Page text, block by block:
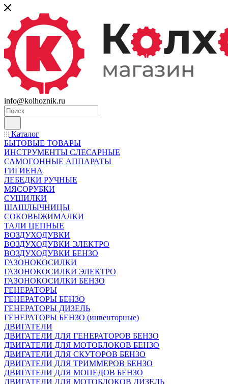
info@kolhoznik.ru
Каталог
БЫТОВЫЕ ТОВАРЫ
ИНСТРУМЕНТЫ СЛЕСАРНЫЕ
САМОГОННЫЕ АППАРАТЫ
ГИГИЕНА
ЛЕБЕДКИ РУЧНЫЕ
МЯСОРУБКИ
СУШИЛКИ
ШАШЛЫЧНИЦЫ
СОКОВЫЖИМАЛКИ
ТАЛИ ЦЕПНЫЕ
ВОЗДУХОДУВКИ
ВОЗДУХОДУВКИ ЭЛЕКТРО
ВОЗДУХОДУВКИ БЕНЗО
ГАЗОНОКОСИЛКИ
ГАЗОНОКОСИЛКИ ЭЛЕКТРО
ГАЗОНОКОСИЛКИ БЕНЗО
ГЕНЕРАТОРЫ
ГЕНЕРАТОРЫ БЕНЗО
ГЕНЕРАТОРЫ ДИЗЕЛЬ
ГЕНЕРАТОРЫ БЕНЗО (инвенторные)
ДВИГАТЕЛИ
ДВИГАТЕЛИ ДЛЯ ГЕНЕРАТОРОВ БЕНЗО
ДВИГАТЕЛИ ДЛЯ МОТОБЛОКОВ БЕНЗО
ДВИГАТЕЛИ ДЛЯ СКУТОРОВ БЕНЗО
ДВИГАТЕЛИ ДЛЯ ТРИММЕРОВ БЕНЗО
ДВИГАТЕЛИ ДЛЯ МОПЕДОВ БЕНЗО
ДВИГАТЕЛИ ДЛЯ МОТОБЛОКОВ ДИЗЕЛЬ